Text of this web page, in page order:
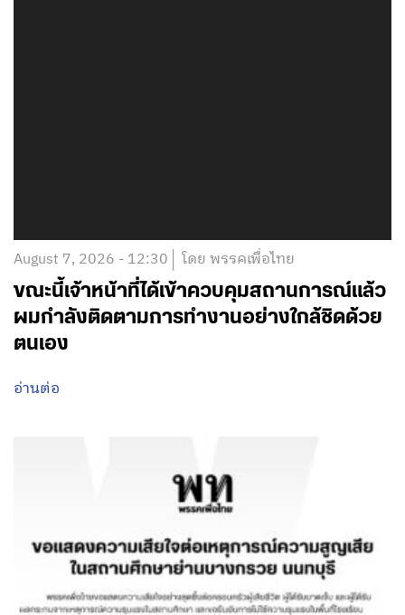
August 7, 2026 - 12:30 โดย พรรคเพื่อไทย
ขณะนี้เจ้าหน้าที่ได้เข้าควบคุมสถานการณ์แล้ว
ผมกำลังติดตามการทำงานอย่างใกล้ชิดด้วย
ตนเอง
อ่านต่อ